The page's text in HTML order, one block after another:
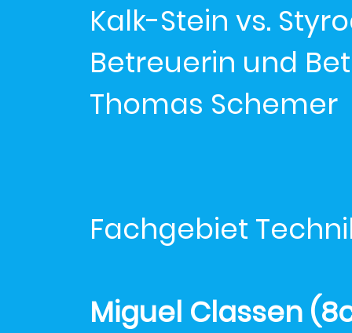
Kalk-Stein vs.
Betreuerin und
Thomas Schemer
Fachgebiet
Miguel Classen